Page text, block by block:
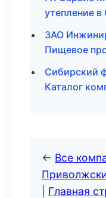
утепление
ЗАО
Пищевое
Сибирский
Каталог
← Все
Главная